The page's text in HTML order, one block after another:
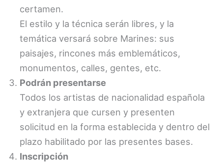
certamen.
El estilo y la técnica serán libres, y la
temática versará sobre Marines: sus
paisajes, rincones más emblemáticos,
monumentos, calles, gentes, etc.
Podrán presentarse
Todos los artistas de nacionalidad española
y extranjera que cursen y presenten
solicitud en la forma establecida y dentro del
plazo habilitado por las presentes bases.
Inscripción